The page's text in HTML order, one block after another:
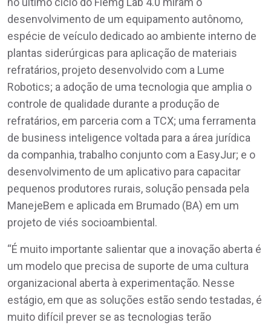
desenvolvimento de um equipamento autônomo,
espécie de veículo dedicado ao ambiente interno de
plantas siderúrgicas para aplicação de materiais
refratários, projeto desenvolvido com a Lume
Robotics; a adoção de uma tecnologia que amplia o
controle de qualidade durante a produção de
refratários, em parceria com a TCX; uma ferramenta
de business inteligence voltada para a área jurídica
da companhia, trabalho conjunto com a EasyJur; e o
desenvolvimento de um aplicativo para capacitar
pequenos produtores rurais, solução pensada pela
ManejeBem e aplicada em Brumado (BA) em um
projeto de viés socioambiental.
“É muito importante salientar que a inovação aberta é
um modelo que precisa de suporte de uma cultura
organizacional aberta à experimentação. Nesse
estágio, em que as soluções estão sendo testadas, é
muito difícil prever se as tecnologias terão